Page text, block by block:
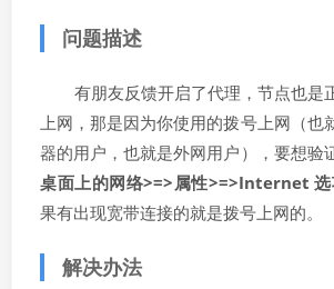
问题描述
有朋友反馈开启了代理，节点也是
上网，那是因为你使用的拨号上网（也
器的用户，也就是外网用户 ），要想验
桌面上的网络>=>属性>=>Internet 选
果有出现宽带连接的就是拨号上网的。
解决办法